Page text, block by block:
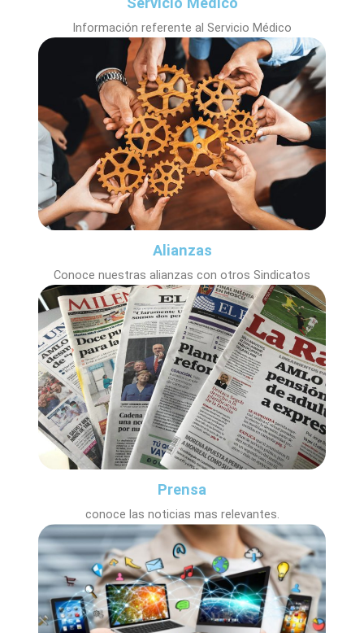
Información referente al Servicio Médico
Alianzas
Conoce nuestras alianzas con otros Sindicatos
Prensa
conoce las noticias mas relevantes.